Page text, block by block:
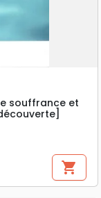
souffrance et
shopping_cart